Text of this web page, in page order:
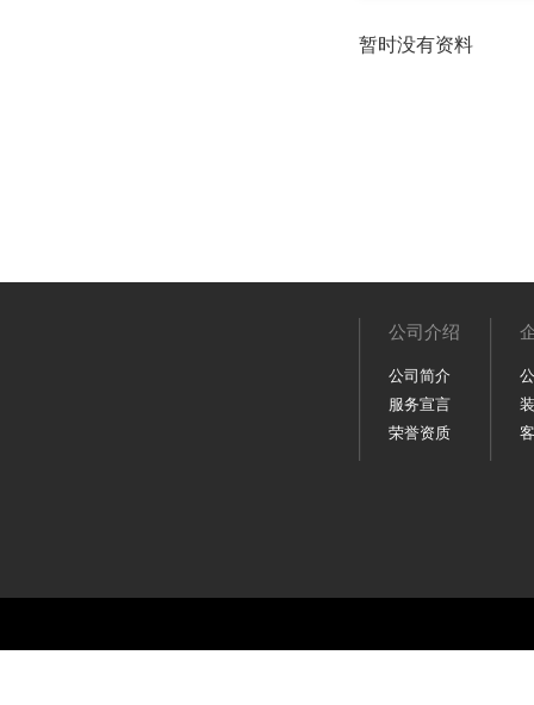
暂时没有资料
公司介绍
公司简介
服务宣言
荣誉资质